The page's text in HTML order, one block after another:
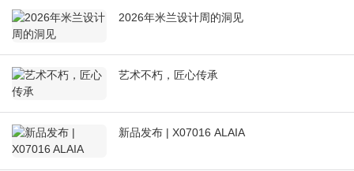
2026年米兰设计周的洞见
艺术不朽，匠心传承
新品发布 | X07016 ALAIA